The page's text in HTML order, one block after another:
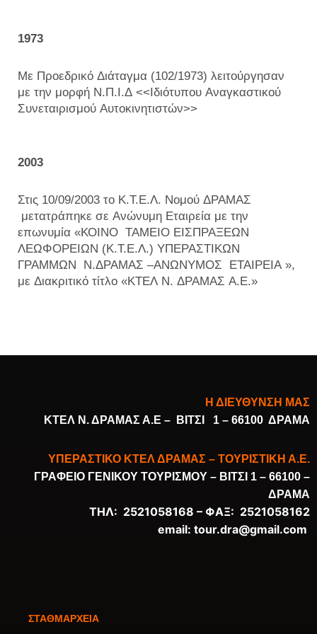
1973
Με Προεδρικό Διάταγμα (102/1973) λειτούργησαν
με την μορφή Ν.Π.Ι.Δ <<Ιδιότυπου Αναγκαστικού
Συνεταιρισμού Αυτοκινητιστών>>
2003
Στις 10/09/2003 το Κ.Τ.Ε.Λ. Νομού ΔΡΑΜΑΣ
μετατράπηκε σε Ανώνυμη Εταιρεία με την
επωνυμία «ΚΟΙΝΟ ΤΑΜΕΙΟ ΕΙΣΠΡΑΞΕΩΝ
ΛΕΩΦΟΡΕΙΩΝ (Κ.Τ.Ε.Λ.) ΥΠΕΡΑΣΤΙΚΩΝ
ΓΡΑΜΜΩΝ Ν.ΔΡΑΜΑΣ –ΑΝΩΝΥΜΟΣ ΕΤΑΙΡΕΙΑ »,
με Διακριτικό τίτλο «ΚΤΕΛ Ν. ΔΡΑΜΑΣ Α.Ε.»
Η ΔΙΕΥΘΥΝΣΗ ΜΑΣ
ΚΤΕΛ Ν. ΔΡΑΜΑΣ Α.Ε –
ΒΙΤΣΙ 1 – 66100 ΔΡΑΜΑ
ΥΠΕΡΑΣΤΙΚΟ ΚΤΕΛ ΔΡΑΜΑΣ – ΤΟΥΡΙΣΤΙΚΗ Α.Ε.
ΓΡΑΦΕΙΟ ΓΕΝΙΚΟΥ ΤΟΥΡΙΣΜΟΥ – ΒΙΤΣΙ 1 – 66100 –
ΔΡΑΜΑ
ΤΗΛ: 2521058168 – ΦΑΞ: 2521058162
email: tour.dra@gmail.com
ΣΤΑΘΜΑΡΧΕΙΑ